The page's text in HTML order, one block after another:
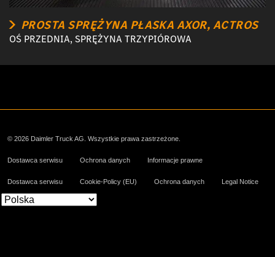
PROSTA SPRĘŻYNA PŁASKA AXOR, ACTROS
OŚ PRZEDNIA, SPRĘŻYNA TRZYPIÓROWA
© 2026 Daimler Truck AG. Wszystkie prawa zastrzeżone.
Dostawca serwisu Ochrona danych Informacje prawne
Dostawca serwisu Cookie-Policy (EU) Ochrona danych Legal Notice